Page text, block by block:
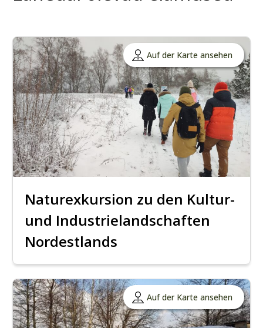
Auf der Karte ansehen
Naturexkursion zu den Kultur-
und Industrielandschaften
Nordestlands
Auf der Karte ansehen